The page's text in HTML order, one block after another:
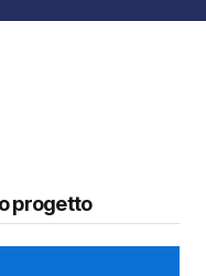
progetto